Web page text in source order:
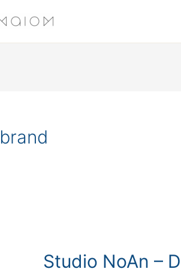
brand
Studio NoAn –
Studio